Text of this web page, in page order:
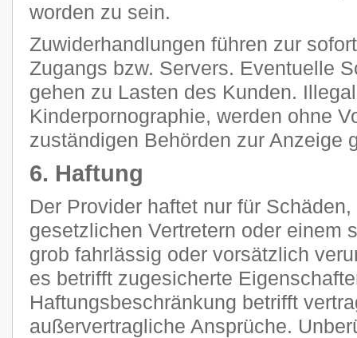
worden zu sein.
Zuwiderhandlungen führen zur
Zugangs bzw. Servers. Eventuelle
gehen zu Lasten des Kunden.
Kinderpornographie, werden ohne
zuständigen Behörden zur Anzeige
6. Haftung
Der Provider haftet nur für
gesetzlichen Vertretern oder einem
grob fahrlässig oder vorsätzlich
es betrifft zugesicherte
Haftungsbeschränkung betrifft
außervertragliche Ansprüche.